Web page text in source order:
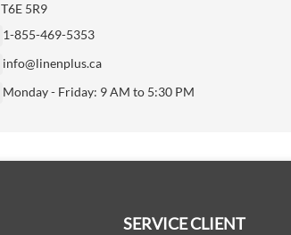
T6E 5R9
1-855-469-5353
info@linenplus.ca
Monday - Friday: 9 AM to 5:30 PM
SERVICE CLIENT